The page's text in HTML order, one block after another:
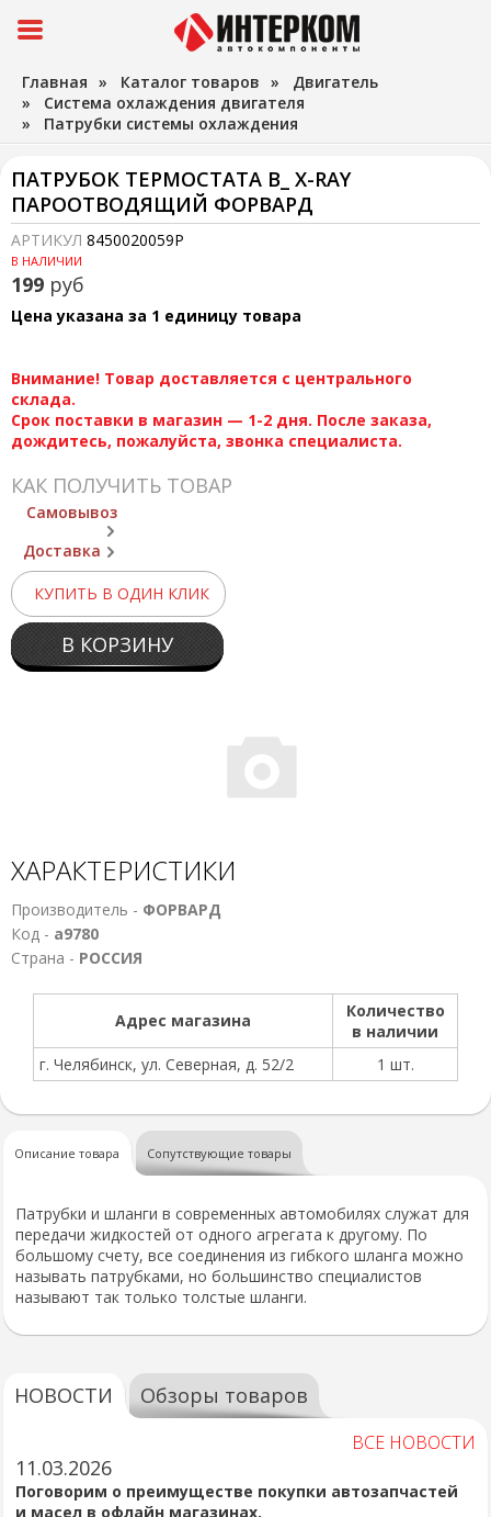
Главная » Каталог товаров » Двигатель
» Система охлаждения двигателя
» Патрубки системы охлаждения
ПАТРУБОК ТЕРМОСТАТА В_ X-RAY
ПАРООТВОДЯЩИЙ ФОРВАРД
АРТИКУЛ 8450020059Р
В НАЛИЧИИ
199 руб
Цена указана за 1 единицу товара
Внимание! Товар доставляется с центрального
склада.
Срок поставки в магазин — 1-2 дня. После заказа,
дождитесь, пожалуйста, звонка специалиста.
КАК ПОЛУЧИТЬ ТОВАР
Самовывоз
Доставка
КУПИТЬ В ОДИН КЛИК
В КОРЗИНУ
ХАРАКТЕРИСТИКИ
Производитель - ФОРВАРД
Код - а9780
Страна - РОССИЯ
Адрес магазина
Количество
в наличии
г. Челябинск, ул. Северная, д. 52/2
1 шт.
Описание товара Сопутствующие товары
Патрубки и шланги в современных автомобилях служат для
передачи жидкостей от одного агрегата к другому. По
большому счету, все соединения из гибкого шланга можно
называть патрубками, но большинство специалистов
называют так только толстые шланги.
НОВОСТИ Обзоры товаров
ВСЕ НОВОСТИ
11.03.2026
Поговорим о преимуществе покупки автозапчастей
и масел в офлайн магазинах.